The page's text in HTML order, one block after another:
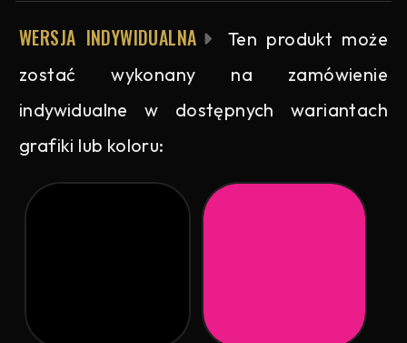
WERSJA INDYWIDUALNA
Ten produkt może
zostać wykonany na zamówienie
indywidualne w dostępnych wariantach
grafiki lub koloru: